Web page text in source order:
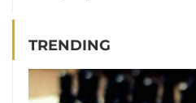
TRENDING